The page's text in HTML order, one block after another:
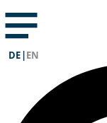
DE|EN